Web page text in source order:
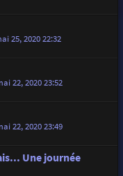
25, 2020 22:32
22, 2020 23:52
22, 2020 23:49
Une journée